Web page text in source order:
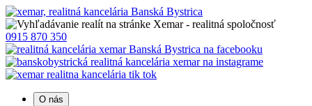
0915 870 350
O nás